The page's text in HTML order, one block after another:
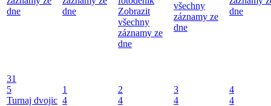
dne
dne
Zobrazit
všechny
záznamy ze
dne
všechny
záznamy ze
dne
dne
31
5
Turnaj dvojic
1
4
2
4
3
4
4
4